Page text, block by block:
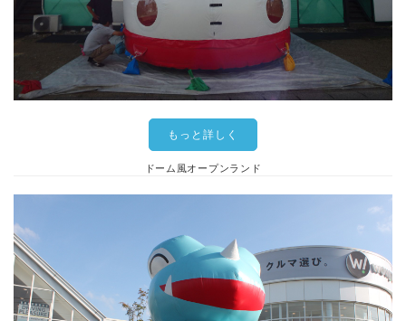
もっと詳しく
ドーム風オープンランド